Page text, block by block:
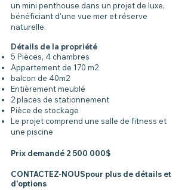
un mini penthouse dans un projet de luxe,
bénéficiant d'une vue mer et réserve
naturelle.
Détails de la propriété
5 Pièces, 4 chambres
Appartement de 170 m2
balcon de 40m2
Entièrement meublé
2 places de stationnement
Pièce de stockage
Le projet comprend une salle de fitness et
une piscine
Prix demandé 2 500 000$
CONTACTEZ-NOUSpour plus de détails et
d'options